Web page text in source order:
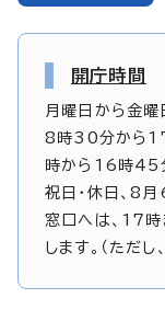
開庁時間
月曜日から金曜
8時30分から17
時から16時45
祝日・休日、8
窓口へは、17
します。（ただ